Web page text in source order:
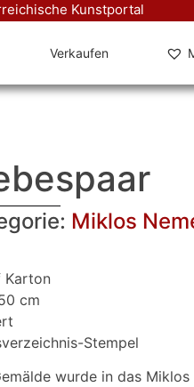
Kunstportal
Verkaufen
Miklos
Karton
cm
Stempel
wurde in das